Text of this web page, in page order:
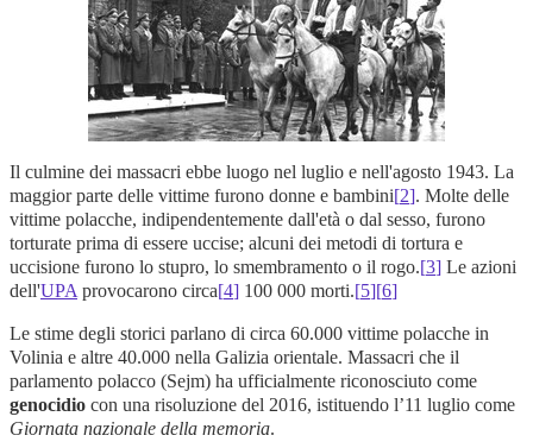
Il culmine dei massacri ebbe luogo nel luglio e nell'agosto 1943. La
maggior parte delle vittime furono donne e bambini[2]. Molte delle
vittime polacche, indipendentemente dall'età o dal sesso, furono
torturate prima di essere uccise; alcuni dei metodi di tortura e
uccisione furono lo stupro, lo smembramento o il rogo.[3] Le azioni
dell'UPA provocarono circa[4] 100 000 morti.[5][6]
Le stime degli storici parlano di circa 60.000 vittime polacche in
Volinia e altre 40.000 nella Galizia orientale. Massacri che il
parlamento polacco (Sejm) ha ufficialmente riconosciuto come
genocidio con una risoluzione del 2016, istituendo l’11 luglio come
Giornata nazionale della memoria.